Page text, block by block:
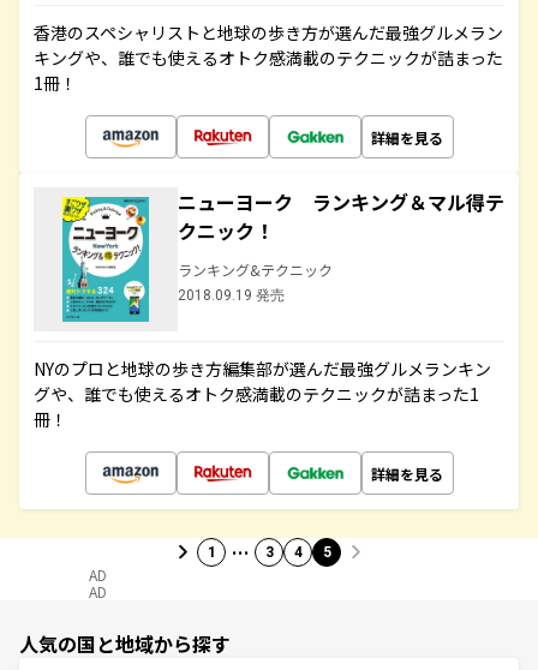
香港のスペシャリストと地球の歩き方が選んだ最強グルメラン
キングや、誰でも使えるオトク感満載のテクニックが詰まった
1冊！
詳細を見る
ニューヨーク ランキング＆マル得テ
クニック！
ランキング&テクニック
2018.09.19 発売
NYのプロと地球の歩き方編集部が選んだ最強グルメランキン
グや、誰でも使えるオトク感満載のテクニックが詰まった1
冊！
詳細を見る
1 … 3 4 5
AD
AD
人気の国と地域から探す